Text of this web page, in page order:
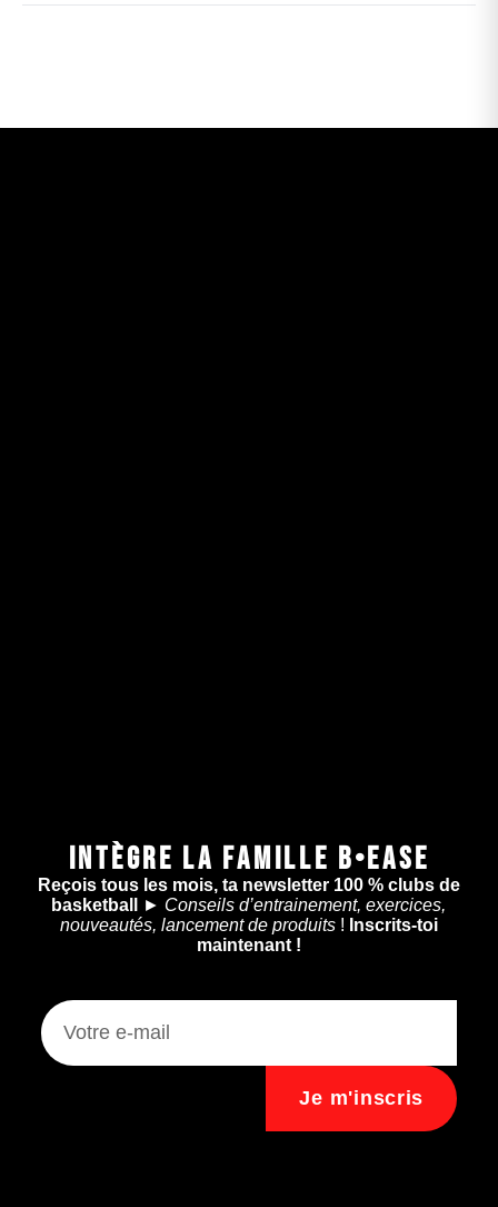
INTÈGRE LA FAMILLE B•EASE
Reçois tous les mois, ta newsletter 100 % clubs de
basketball
► Conseils d’entrainement, exercices,
nouveautés, lancement de produits! Inscrits-toi
maintenant !
Je m'inscris